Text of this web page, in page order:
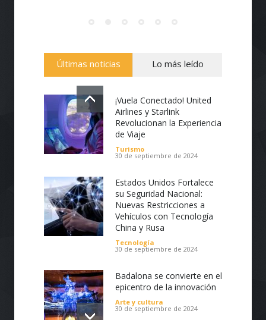
Últimas noticias Lo más leído
¡Vuela Conectado! United
Airlines y Starlink
Revolucionan la Experiencia
de Viaje
Turismo
30 de septiembre de 2024
Estados Unidos Fortalece
su Seguridad Nacional:
Nuevas Restricciones a
Vehículos con Tecnología
China y Rusa
Tecnología
30 de septiembre de 2024
Badalona se convierte en el
epicentro de la innovación
Arte y cultura
30 de septiembre de 2024